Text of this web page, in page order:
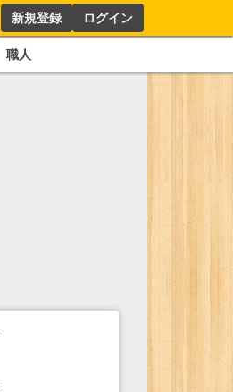
新規登録 ログイン
職人